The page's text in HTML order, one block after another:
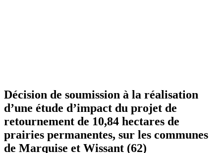
Décision de soumission à la réalisation
d’une étude d’impact du projet de
retournement de 10,84 hectares de
prairies permanentes, sur les communes
de Marquise et Wissant (62)